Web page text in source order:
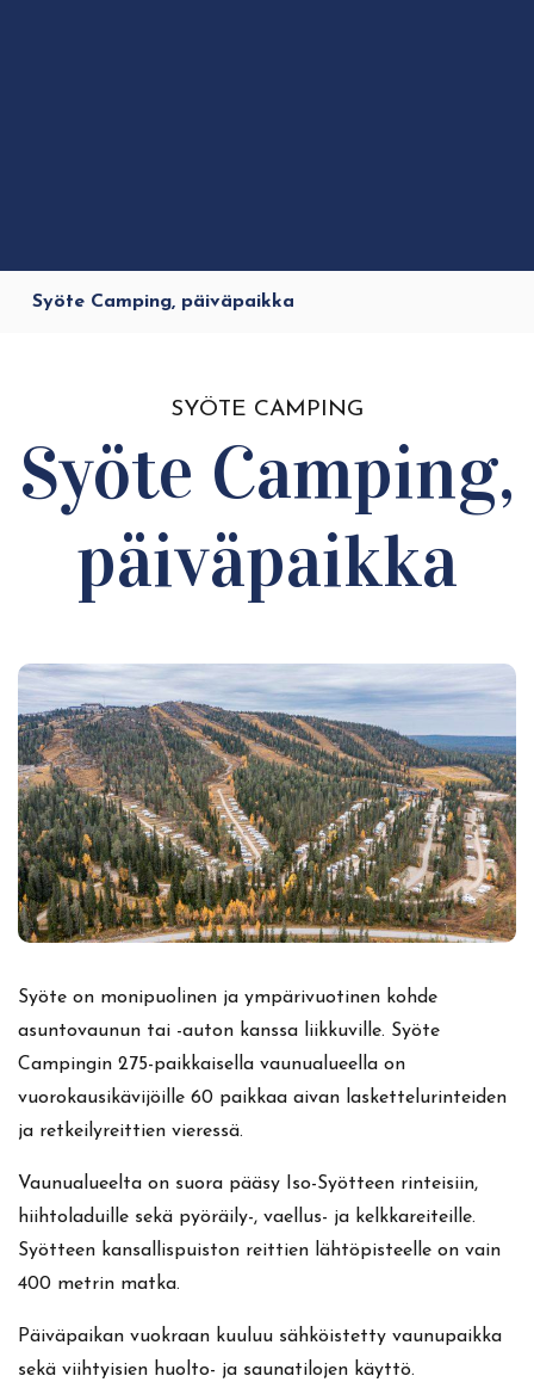
Syöte Camping, päiväpaikka
SYÖTE CAMPING
Syöte Camping,
päiväpaikka
Syöte on monipuolinen ja ympärivuotinen kohde
asuntovaunun tai -auton kanssa liikkuville. Syöte
Campingin 275-paikkaisella vaunualueella on
vuorokausikävijöille 60 paikkaa aivan laskettelurinteiden
ja retkeilyreittien vieressä.
Vaunualueelta on suora pääsy Iso-Syötteen rinteisiin,
hiihtoladuille sekä pyöräily-, vaellus- ja kelkkareiteille.
Syötteen kansallispuiston reittien lähtöpisteelle on vain
400 metrin matka.
Päiväpaikan vuokraan kuuluu sähköistetty vaunupaikka
sekä viihtyisien huolto- ja saunatilojen käyttö.